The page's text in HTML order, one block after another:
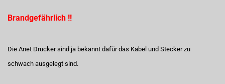
Brandgefährlich !!
Die Anet Drucker sind ja bekannt dafür das Kabel und Stecker zu
schwach ausgelegt sind.